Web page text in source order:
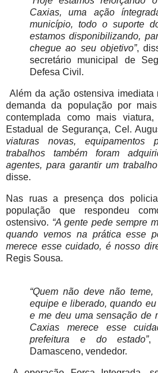
Caxias, uma ação
município, todo o suporte
estamos disponibilizando,
chegue ao seu objetivo”,
secretário municipal de
Defesa Civil.
Além da ação ostensiva imediata
demanda da população por
contemplada como mais
Estadual de Segurança, Cel.
viaturas novas,
trabalhos também foram
agentes, para garantir um
disse.
Nas ruas a presença dos
população que respondeu
ostensivo. “A gente pede sempre
quando vemos na prática esse
merece esse cuidado, é nosso
Regis Sousa.
“Quem não deve não
equipe e liberado, quando
e me deu uma sensação de
Caxias merece esse
prefeitura e do estado”,
Damasceno, vendedor.